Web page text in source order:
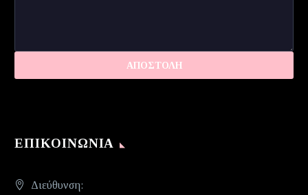
ΕΠΙΚΟΙΝΩΝΊΑ
Διεύθυνση: